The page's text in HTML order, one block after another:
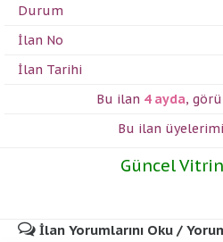
Durum
İlan No
İlan Tarihi
Bu ilan 4 ayda,
Bu ilan
Güncel
İlan Yorumlarını Oku /